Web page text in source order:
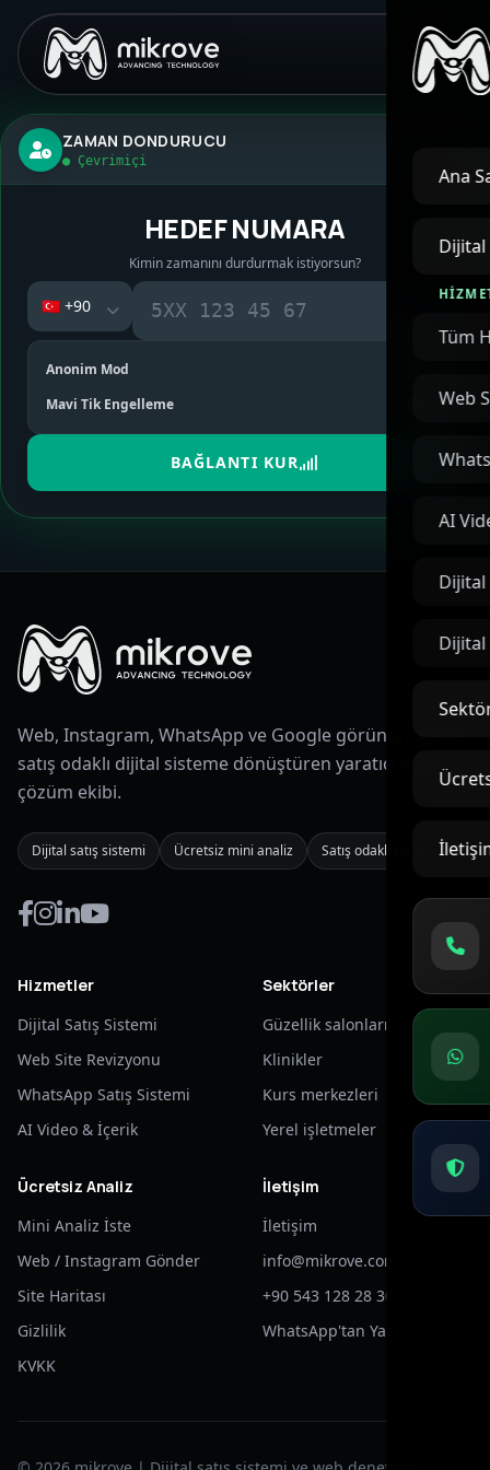
Ana
Dijital
Tüm
Web
AI
Dijital
Dijital
ONLINE
ZAMAN DONDURUCU
● Çevrimiçi
HEDEF NUMARA
Kimin zamanını durdurmak istiyorsun?
Anonim Mod
Mavi Tik Engelleme
BAĞLANTI KUR
Bu sadece bir simülasyon!
Web, Instagram, WhatsApp ve Google görünürlüğünü
satış odaklı dijital sisteme dönüştüren yaratıcı dijital
çözüm ekibi.
Dijital satış sistemi Ücretsiz mini analiz Satış odaklı vitrin
Hizmetler
Dijital Satış Sistemi
Web Site Revizyonu
WhatsApp Satış Sistemi
AI Video & İçerik
Sektörler
Güzellik salonları
Klinikler
Kurs merkezleri
Yerel işletmeler
Ücretsiz Analiz
Mini Analiz İste
Web / Instagram Gönder
Site Haritası
Gizlilik
KVKK
İletişim
İletişim
info@mikrove.com
+90 543 128 28 30
WhatsApp'tan Yaz